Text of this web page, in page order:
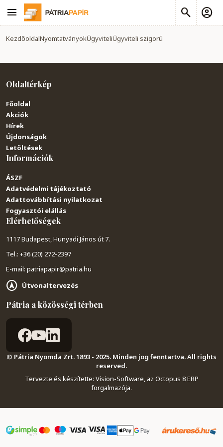
KezdőoldalNyomtatványokÜgyviteliÜgyviteli szigorú
Oldaltérkép
Főoldal
Akciók
Hírek
Újdonságok
Letöltések
Információk
ÁSZF
Adatvédelmi tájékoztató
Adattovábbítási nyilatkozat
Fogyasztói elállás
Elérhetőségek
1117 Budapest, Hunyadi János út 7.
Tel.: +36 (20) 272-2397
E-mail: patriapapir@patria.hu
Útvonaltervezés
Pátria a közösségi térben
© Pátria Nyomda Zrt. 1893 - 2025. Minden jog fenntartva. All rights
reserved.
Tervezte és készítette: Vision-Software, az Octopus 8 ERP
forgalmazója.